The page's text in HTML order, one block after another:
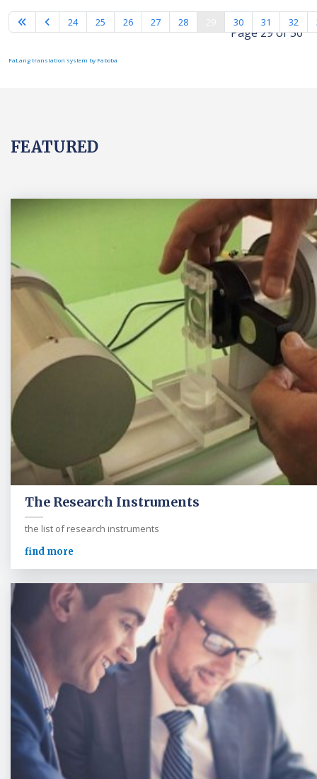
Page 29 of 50
24 25 26 27 28 30 31 32
FaLang translation system by Faboba
FEATURED
The Research Instruments
the list of research instruments
find more